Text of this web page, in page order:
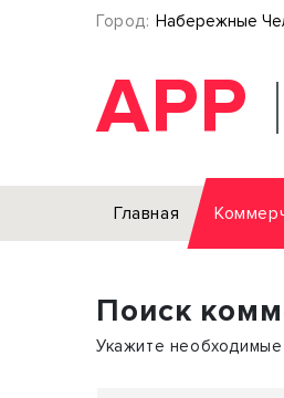
Город: Набережные
АРР
Главная
Офис
Торговое
Поиск
Укажите